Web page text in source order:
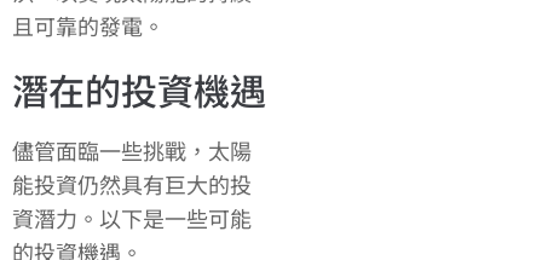
且可靠的發電。
潛在的投資機遇
儘管面臨一些挑戰，太陽
能投資仍然具有巨大的投
資潛力。以下是一些可能
的投資機遇。